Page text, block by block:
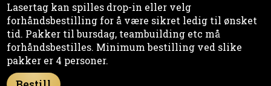
Lasertag kan spilles drop-in eller velg
forhåndsbestilling for å være sikret ledig til ønsket
tid. Pakker til bursdag, teambuilding etc må
forhåndsbestilles. Minimum bestilling ved slike
pakker er 4 personer.